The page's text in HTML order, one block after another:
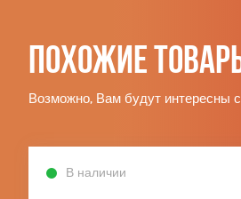
Похожие
Возможно, Вам будут интересны
В наличии